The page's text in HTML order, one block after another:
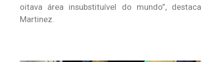
oitava área insubstituível do mundo”, destaca
Martinez.